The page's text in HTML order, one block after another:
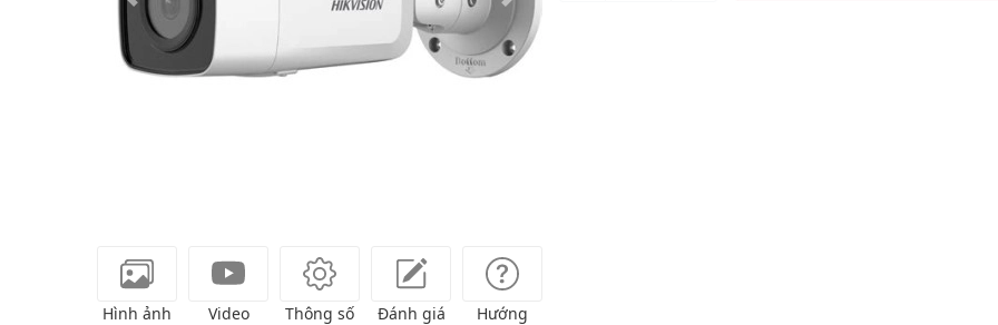
Previous Next
Hình ảnh Video
Thông số
Đánh giá
Hướng